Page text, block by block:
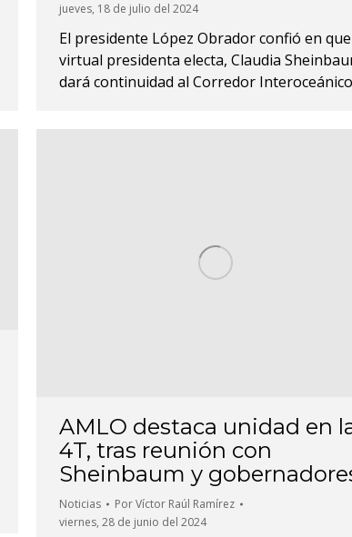
jueves, 18 de julio del 2024
El presidente López Obrador confió en
virtual presidenta electa, Claudia
dará continuidad al Corredor
AMLO destaca unidad en
4T, tras reunión con
Sheinbaum y
Noticias PorVíctor Raúl Ramírez
viernes, 28 de junio del 2024